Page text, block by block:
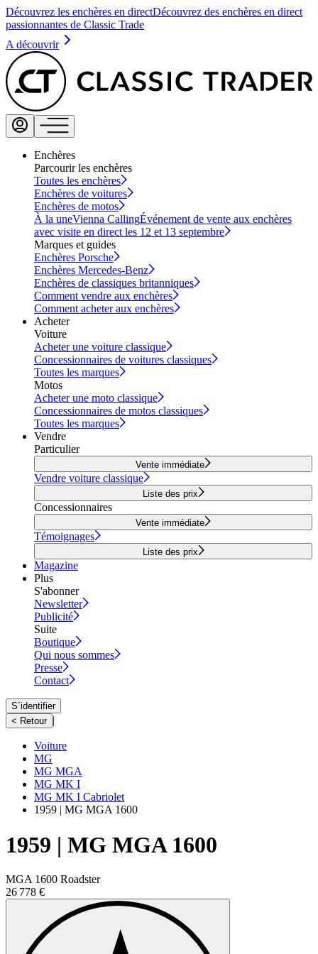
Découvrez les enchères en directDécouvrez des enchères en direct
passionnantes de Classic Trade
A découvrir
Enchères
Parcourir les enchères
Toutes les enchères
Enchères de voitures
Enchères de motos
À la uneVienna CallingÉvénement de vente aux enchères
avec visite en direct les 12 et 13 septembre
Marques et guides
Enchères Porsche
Enchères Mercedes-Benz
Enchères de classiques britanniques
Comment vendre aux enchères
Comment acheter aux enchères
Acheter
Voiture
Acheter une voiture classique
Concessionnaires de voitures classiques
Toutes les marques
Motos
Acheter une moto classique
Concessionnaires de motos classiques
Toutes les marques
Vendre
Particulier
Vente immédiate
Vendre voiture classique
Liste des prix
Concessionnaires
Vente immédiate
Témoignages
Liste des prix
Magazine
Plus
S'abonner
Newsletter
Publicité
Suite
Boutique
Qui nous sommes
Presse
Contact
S´identifier
< Retour |
Voiture
MG
MG MGA
MG MK I
MG MK I Cabriolet
1959 | MG MGA 1600
1959 | MG MGA 1600
MGA 1600 Roadster
26 778 €